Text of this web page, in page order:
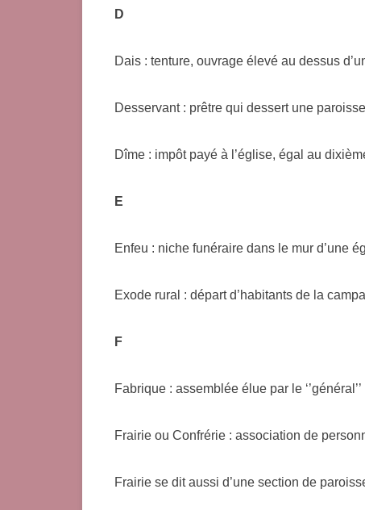
D
Dais : tenture, ouvrage élevé au dessus
Desservant : prêtre qui dessert une
Dîme : impôt payé à l’église, égal au
E
Enfeu : niche funéraire dans le mur d’une
Exode rural : départ d’habitants de la
F
Fabrique : assemblée élue par le
Frairie ou Confrérie : association de
Frairie se dit aussi d’une section de